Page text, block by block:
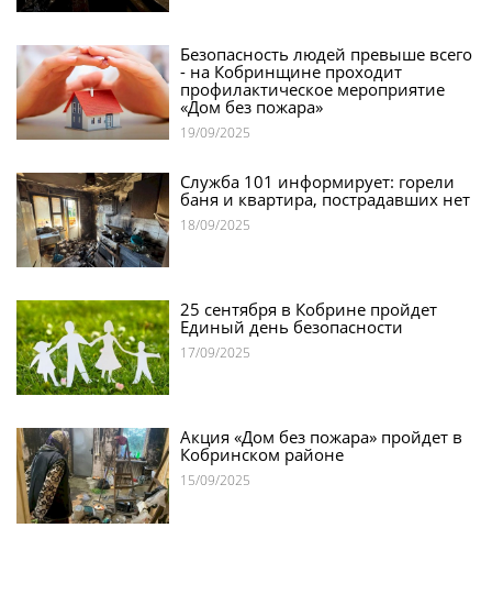
19/09/2025
Безопасность людей превыше всего
- на Кобринщине проходит
профилактическое мероприятие
«Дом без пожара»
18/09/2025
Служба 101 информирует: горели
баня и квартира, пострадавших нет
17/09/2025
25 сентября в Кобрине пройдет
Единый день безопасности
15/09/2025
Акция «Дом без пожара» пройдет в
Кобринском районе